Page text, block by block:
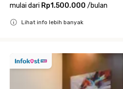
mulai dari Rp1.500.000 /bulan
Lihat info lebih banyak